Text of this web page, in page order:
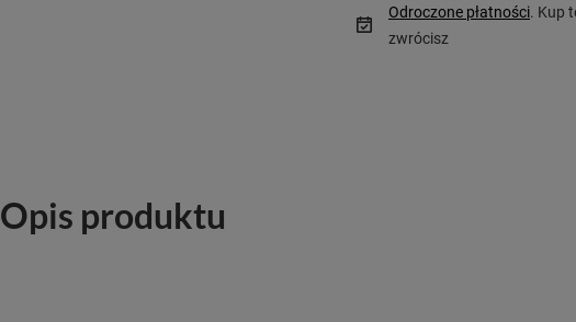
Odroczone płatności. Kup
zwrócisz
Opis produktu